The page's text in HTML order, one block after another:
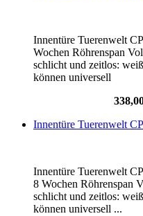
Innentüre Tuerenwelt
Wochen Röhrenspan
schlicht und zeitlos:
können universell
Innentüre Tuerenwelt
Innentüre Tuerenwelt
8 Wochen Röhrenspan
schlicht und zeitlos:
können universell ...